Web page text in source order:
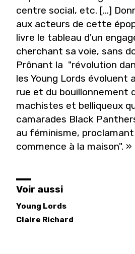
centre social, etc. [...]
aux acteurs de cette
livre le tableau d'un
cherchant sa voie, sans
Prônant la "révolution
les Young Lords évoluent
rue et du bouillonnement
machistes et belliqueux
camarades Black
au féminisme,
commence à la maison". »
Voir aussi
Young Lords
Claire Richard